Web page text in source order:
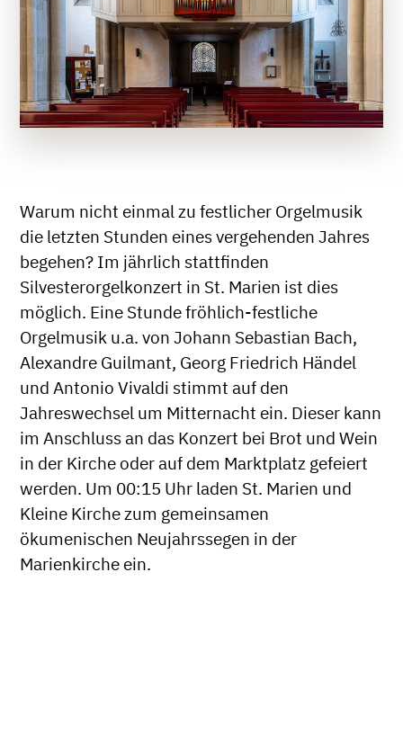
Warum nicht einmal zu festlicher Orgelmusik
die letzten Stunden eines vergehenden Jahres
begehen? Im jährlich stattfinden
Silvesterorgelkonzert in St. Marien ist dies
möglich. Eine Stunde fröhlich-festliche
Orgelmusik u.a. von Johann Sebastian Bach,
Alexandre Guilmant, Georg Friedrich Händel
und Antonio Vivaldi stimmt auf den
Jahreswechsel um Mitternacht ein. Dieser kann
im Anschluss an das Konzert bei Brot und Wein
in der Kirche oder auf dem Marktplatz gefeiert
werden. Um 00:15 Uhr laden St. Marien und
Kleine Kirche zum gemeinsamen
ökumenischen Neujahrssegen in der
Marienkirche ein.